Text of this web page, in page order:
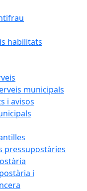
habilitats
municipals
i avisos
pressupostàries
i